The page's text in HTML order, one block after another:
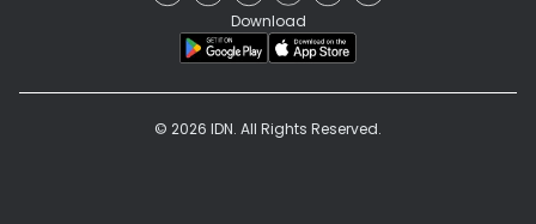
Download
© 2026 IDN. All Rights Reserved.